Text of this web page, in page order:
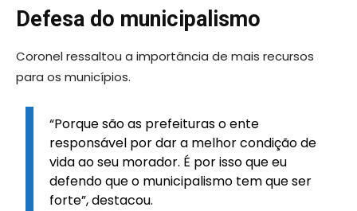
Defesa do municipalismo
Coronel ressaltou a importância de mais recursos
para os municípios.
“Porque são as prefeituras o ente
responsável por dar a melhor condição de
vida ao seu morador. É por isso que eu
defendo que o municipalismo tem que ser
forte”, destacou.